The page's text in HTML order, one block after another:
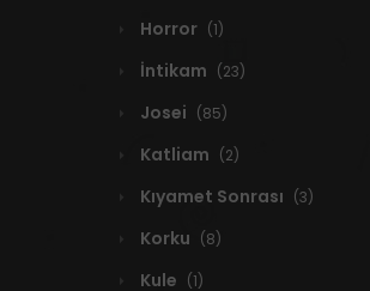
Horror (1)
İntikam (23)
Josei (85)
Katliam (2)
Kıyamet Sonrası (3)
Korku (8)
Kule (1)